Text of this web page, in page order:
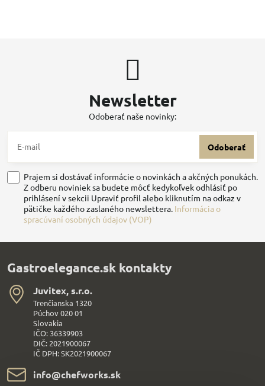
Newsletter
Odoberať naše novinky:
Odoberať
Prajem si dostávať informácie o novinkách a akčných ponukách.
Z odberu noviniek sa budete môcť kedykoľvek odhlásiť po
prihlásení v sekcii Upraviť profil alebo kliknutím na odkaz v
pätičke každého zaslaného newslettera. Informácia o
spracúvaní osobných údajov (VOP)
Gastroelegance.sk kontakty
Juvitex, s​.r​.o​.
Trenčianska 1320
Púchov 020 01
Slovakia
IČO: 36339903
DIČ: 2021900067
IČ DPH: SK2021900067
info​@chefworks​.sk